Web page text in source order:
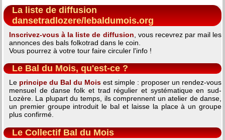
La liste de diffusion
dansetradlozere/lebaldumois.org
Inscrivez-vous à la liste de diffusion , vous recevrez par mail les
annonces des bals folkotrad dans le coin.
Vous pourrez à votre tour faire circuler l'info !
Le Bal du Mois, qu'est-ce ?
Le principe du Bal du Mois est simple : proposer un rendez-vous
mensuel de danse folk et trad régulier et systématique en sud-
Lozère. La plupart du temps, ils comprennent un atelier de danse,
un premier groupe introduit le bal et laisse la place à un groupe
plus confirmé.
Le Collectif Bal du Mois